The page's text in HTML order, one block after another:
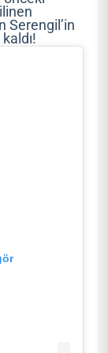
Serengil’in